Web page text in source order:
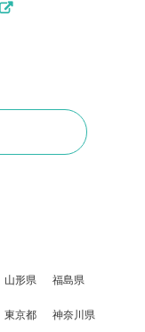
山形県 福島県
東京都 神奈川県